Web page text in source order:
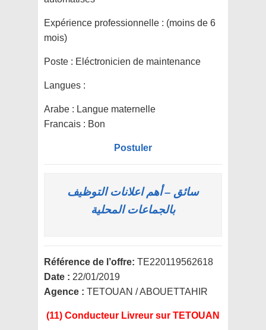
Expérience professionnelle : (moins de 6
mois)
Poste : Eléctronicien de maintenance
Langues :
Arabe : Langue maternelle
Francais : Bon
Postuler
سائق – أهم اعلانات التوظيف
بالجماعات المحلية
Référence de l’offre: TE220119562618
Date : 22/01/2019
Agence : TETOUAN / ABOUETTAHIR
(11) Conducteur Livreur sur TETOUAN